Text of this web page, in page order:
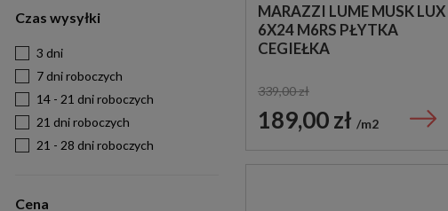
Czas wysyłki
3 dni
7 dni roboczych
14 - 21 dni roboczych
21 dni roboczych
21 - 28 dni roboczych
Cena
MARAZZI LUME MUSK LUX
6X24 M6RS PŁYTKA
CEGIEŁKA
339,00 zł
189,00 zł m2